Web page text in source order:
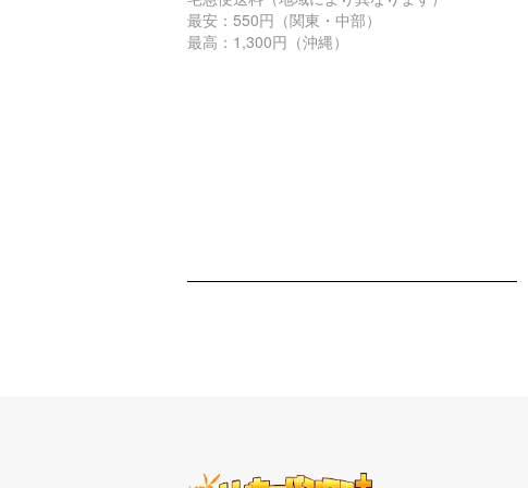
最安：550円（関東・中部）
最高：1,300円（沖縄）